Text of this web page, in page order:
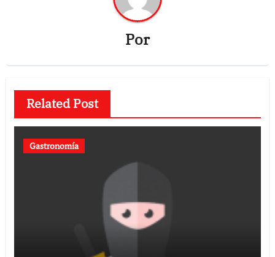
Por
Related Post
Gastronomía